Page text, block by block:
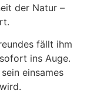
der Natur –
fällt ihm
ins Auge.
einsames